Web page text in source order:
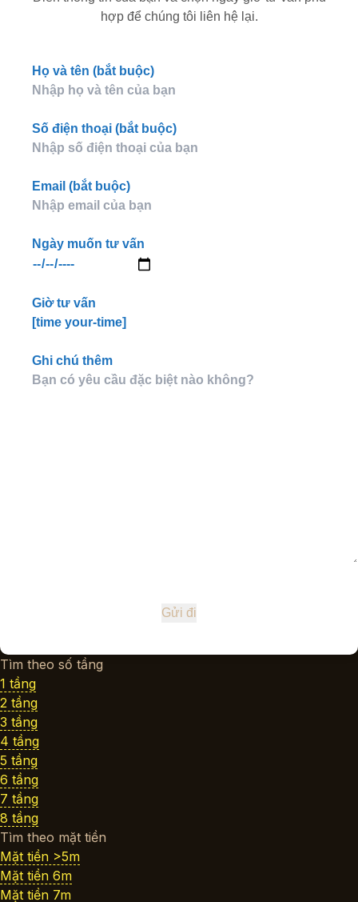
hợp để chúng tôi liên hệ lại.
Họ và tên (bắt buộc)
Số điện thoại (bắt buộc)
Email (bắt buộc)
Ngày muốn tư vấn
Giờ tư vấn
[time your-time]
Ghi chú thêm
Tìm theo số tầng
1 tầng
2 tầng
3 tầng
4 tầng
5 tầng
6 tầng
7 tầng
8 tầng
Tìm theo mặt tiền
Mặt tiền >5m
Mặt tiền 6m
Mặt tiền 7m